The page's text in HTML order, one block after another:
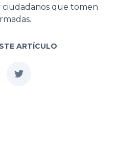
ciudadanos que tomen
ARTÍCULO
twitter